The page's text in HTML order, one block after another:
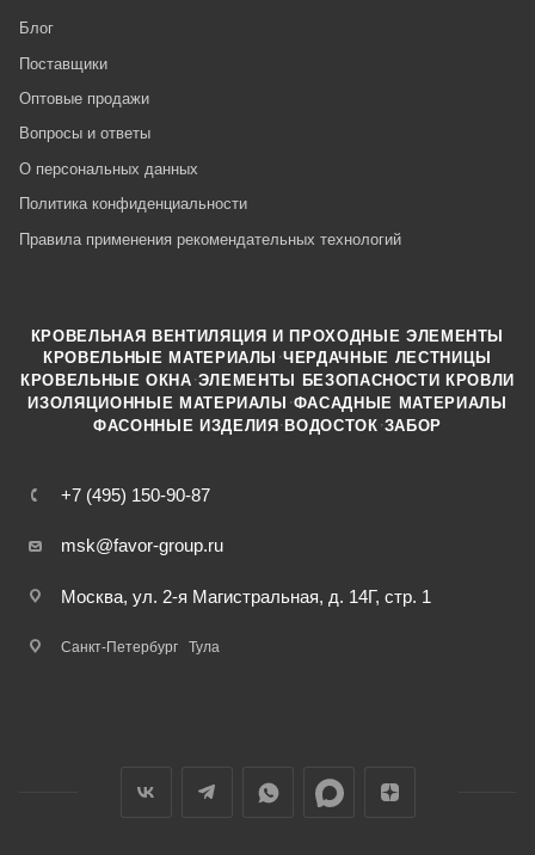
Блог
Поставщики
Оптовые продажи
Вопросы и ответы
О персональных данных
Политика конфиденциальности
Правила применения рекомендательных технологий
+7 (495) 150-90-87
msk@favor-group.ru
Москва, ул. 2-я Магистральная, д. 14Г, стр. 1
Санкт-Петербург Тула
КРОВЕЛЬНАЯ ВЕНТИЛЯЦИЯ И ПРОХОДНЫЕ ЭЛЕМЕНТЫ
КРОВЕЛЬНЫЕ МАТЕРИАЛЫ ·ЧЕРДАЧНЫЕ ЛЕСТНИЦЫ
КРОВЕЛЬНЫЕ ОКНА ·ЭЛЕМЕНТЫ БЕЗОПАСНОСТИ КРОВЛИ
ИЗОЛЯЦИОННЫЕ МАТЕРИАЛЫ ·ФАСАДНЫЕ МАТЕРИАЛЫ
ФАСОННЫЕ ИЗДЕЛИЯ·ВОДОСТОК ·ЗАБОР